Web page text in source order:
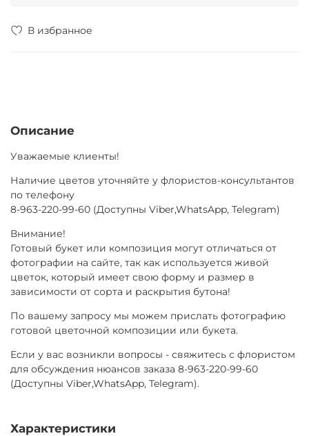
В избранное
Описание
Уважаемые клиенты!
Наличие цветов уточняйте у флористов-консультантов
по телефону
8-963-220-99-60 (Доступны Viber,WhatsApp, Telegram)
Внимание!
Готовый букет или композиция могут отличаться от
фотографии на сайте, так как используется живой
цветок, который имеет свою форму и размер в
зависимости от сорта и раскрытия бутона!
По вашему запросу мы можем прислать фотографию
готовой цветочной композиции или букета.
Если у вас возникли вопросы - свяжитесь с флористом
для обсуждения нюансов заказа 8-963-220-99-60
(Доступны Viber,WhatsApp, Telegram).
Характеристики